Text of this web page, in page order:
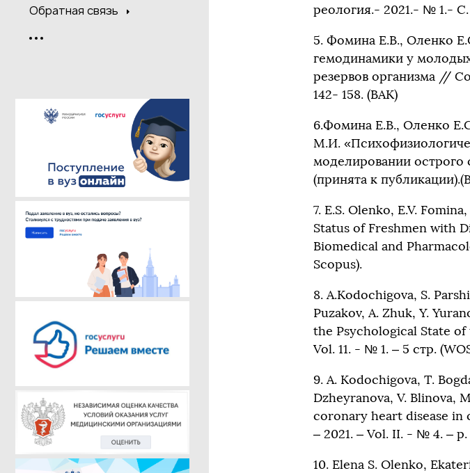
Обратная связь
реология.- 2021.- № 1.-
5. Фомина Е.В., Оленко
гемодинамики у
резервов организма //
142- 158. (ВАК)
6.Фомина Е.В., Оленко
М.И.
моделировании
(принята к
7. E.S. Olenko, E.V.
Status of Freshmen with
Biomedical and
Scopus).
8. A.Kodochigova, S.
Puzakov, A. Zhuk, Y.
the Psychological State
Vol. 11. - № 1. – 5 стр.
9. А. Kodochigova, T.
Dzheyranova, V. Blinova,
coronary heart disease
– 2021. – Vol. II. - № 4. – p.
10. Elena S. Olenko,